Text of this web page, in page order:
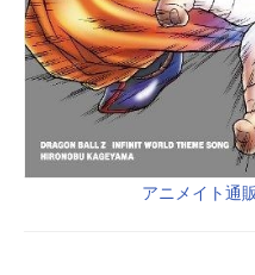
アニメイト通